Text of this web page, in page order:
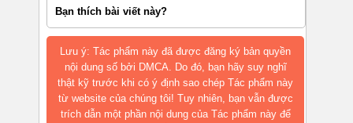
Bạn thích bài viết này?
Lưu ý: Tác phẩm này đã được đăng ký bản quyền
nội dung số bởi DMCA. Do đó, bạn hãy suy nghĩ
thật kỹ trước khi có ý định sao chép Tác phẩm này
từ website của chúng tôi! Tuy nhiên, bạn vẫn được
trích dẫn một phần nội dung của Tác phẩm này để